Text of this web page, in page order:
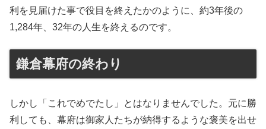
利を見届けた事で役目を終えたかのように、約3年後の
1,284年、32年の人生を終えるのです。
鎌倉幕府の終わり
しかし「これでめでたし」とはなりませんでした。元に勝
利しても、幕府は御家人たちが納得するような褒美を出せ